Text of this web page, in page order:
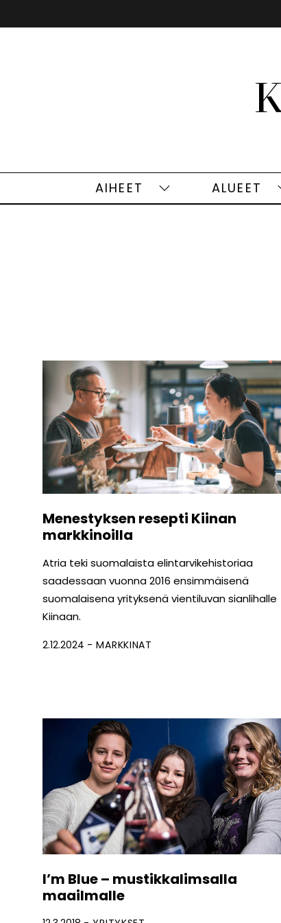
AIHEET
Aiheet
ALUEET
Menestyksen resepti Kiinan
markkinoilla
Atria teki suomalaista elintarvikehistoriaa
saadessaan vuonna 2016 ensimmäisenä
suomalaisena yrityksenä vientiluvan sianlihalle
Kiinaan.
2.12.2024 MARKKINAT
I’m Blue – mustikkalimsalla
maailmalle